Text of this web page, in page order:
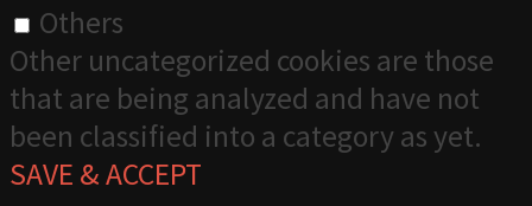
Others
Other uncategorized cookies are those
that are being analyzed and have not
been classified into a category as yet.
SAVE & ACCEPT